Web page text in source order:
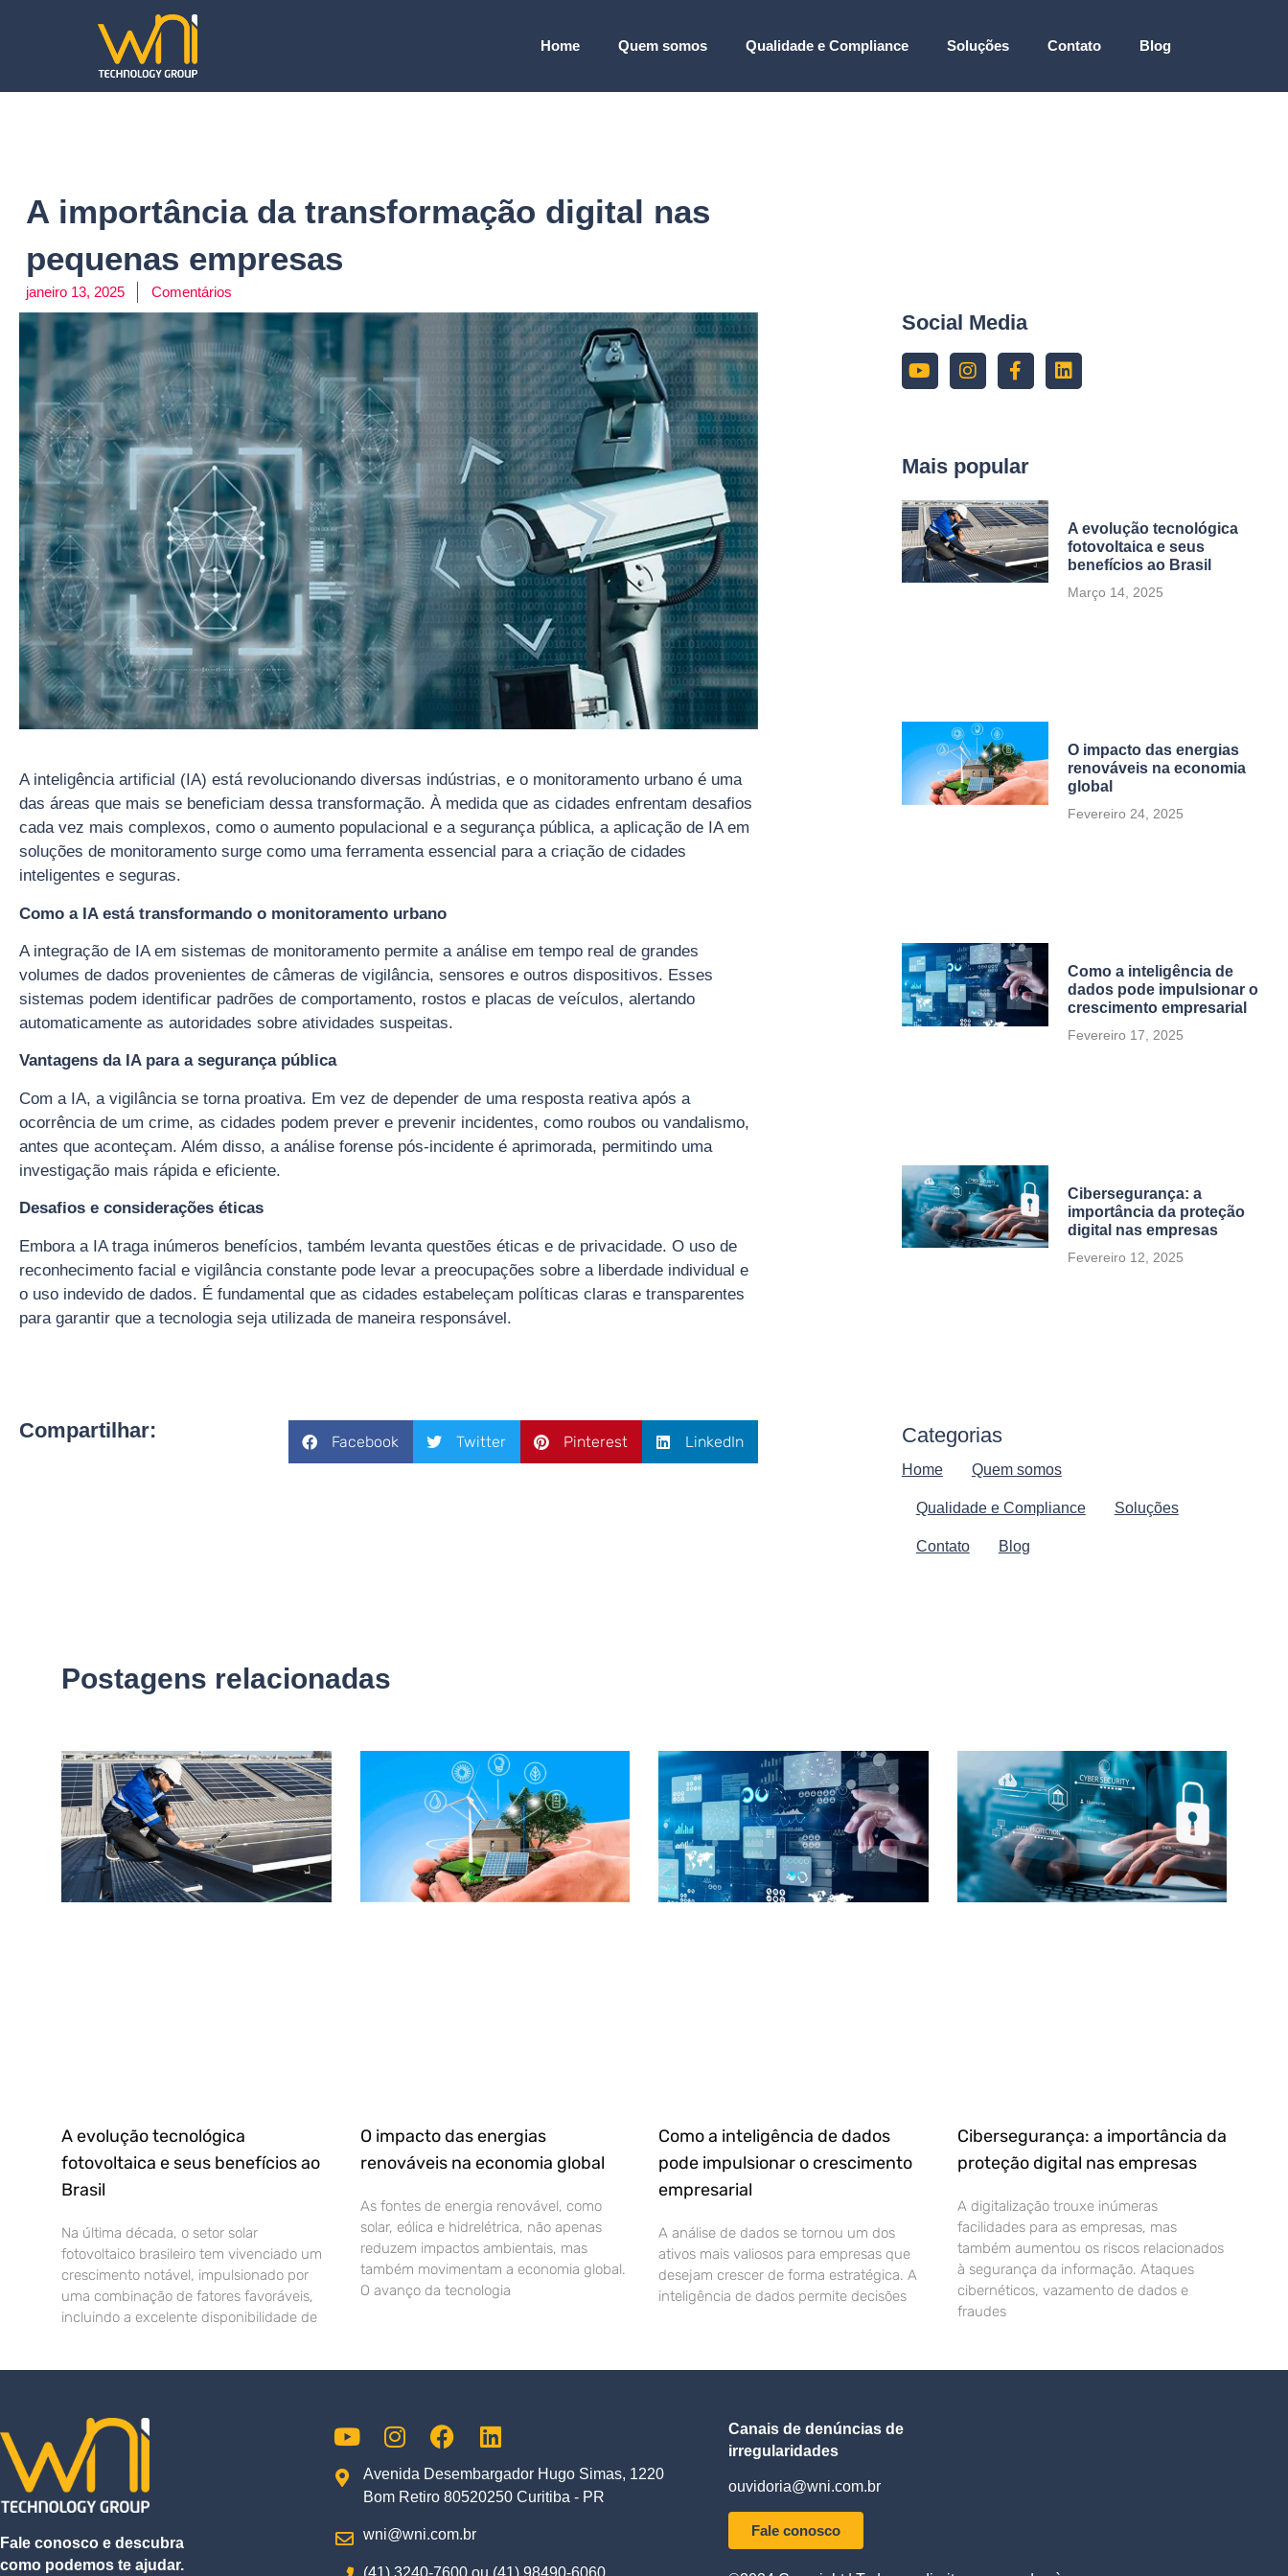
Home Quem somos Qualidade e Compliance Soluções Contato Blog
A importância da transformação digital nas
pequenas empresas
janeiro 13, 2025 Comentários
A inteligência artificial (IA) está revolucionando diversas indústrias, e o monitoramento urbano é uma
das áreas que mais se beneficiam dessa transformação. À medida que as cidades enfrentam desafios
cada vez mais complexos, como o aumento populacional e a segurança pública, a aplicação de IA em
soluções de monitoramento surge como uma ferramenta essencial para a criação de cidades
inteligentes e seguras.
Como a IA está transformando o monitoramento urbano
A integração de IA em sistemas de monitoramento permite a análise em tempo real de grandes
volumes de dados provenientes de câmeras de vigilância, sensores e outros dispositivos. Esses
sistemas podem identificar padrões de comportamento, rostos e placas de veículos, alertando
automaticamente as autoridades sobre atividades suspeitas.
Vantagens da IA para a segurança pública
Com a IA, a vigilância se torna proativa. Em vez de depender de uma resposta reativa após a
ocorrência de um crime, as cidades podem prever e prevenir incidentes, como roubos ou vandalismo,
antes que aconteçam. Além disso, a análise forense pós-incidente é aprimorada, permitindo uma
investigação mais rápida e eficiente.
Desafios e considerações éticas
Embora a IA traga inúmeros benefícios, também levanta questões éticas e de privacidade. O uso de
reconhecimento facial e vigilância constante pode levar a preocupações sobre a liberdade individual e
o uso indevido de dados. É fundamental que as cidades estabeleçam políticas claras e transparentes
para garantir que a tecnologia seja utilizada de maneira responsável.
Compartilhar: Facebook Twitter Pinterest LinkedIn
Social Media
Mais popular
A evolução tecnológica
fotovoltaica e seus
benefícios ao Brasil
Março 14, 2025
O impacto das energias
renováveis na economia
global
Fevereiro 24, 2025
Como a inteligência de
dados pode impulsionar o
crescimento empresarial
Fevereiro 17, 2025
Cibersegurança: a
importância da proteção
digital nas empresas
Fevereiro 12, 2025
Categorias
Home Quem somos
Qualidade e Compliance Soluções
Contato Blog
Postagens relacionadas
A evolução tecnológica
fotovoltaica e seus benefícios ao
Brasil
Na última década, o setor solar
fotovoltaico brasileiro tem vivenciado um
crescimento notável, impulsionado por
uma combinação de fatores favoráveis,
incluindo a excelente disponibilidade de
O impacto das energias
renováveis na economia global
As fontes de energia renovável, como
solar, eólica e hidrelétrica, não apenas
reduzem impactos ambientais, mas
também movimentam a economia global.
O avanço da tecnologia
Como a inteligência de dados
pode impulsionar o crescimento
empresarial
A análise de dados se tornou um dos
ativos mais valiosos para empresas que
desejam crescer de forma estratégica. A
inteligência de dados permite decisões
Cibersegurança: a importância da
proteção digital nas empresas
A digitalização trouxe inúmeras
facilidades para as empresas, mas
também aumentou os riscos relacionados
à segurança da informação. Ataques
cibernéticos, vazamento de dados e
fraudes
Fale conosco e descubra
como podemos te ajudar.
Avenida Desembargador Hugo Simas, 1220
Bom Retiro 80520250 Curitiba - PR
wni@wni.com.br
(41) 3240-7600 ou (41) 98490-6060
Canais de denúncias de
irregularidades
ouvidoria@wni.com.br
Fale conosco